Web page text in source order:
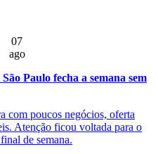
07
ago
Paulo fecha a semana sem
com poucos negócios, oferta
Atenção ficou voltada para o
de semana.